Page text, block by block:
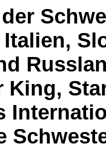
King,